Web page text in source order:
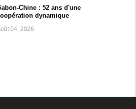
Chine : 52 ans d'une
dynamique
04, 2026